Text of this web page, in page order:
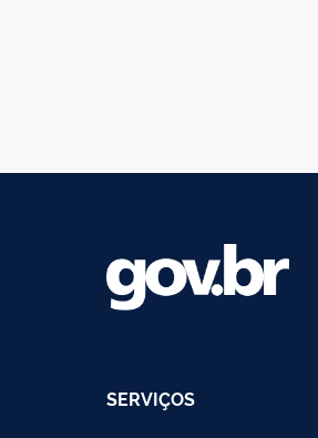
SERVIÇOS